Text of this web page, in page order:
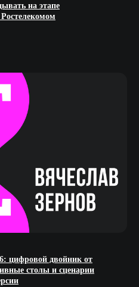
на этапе
цифровой двойник от
столы и сценарии